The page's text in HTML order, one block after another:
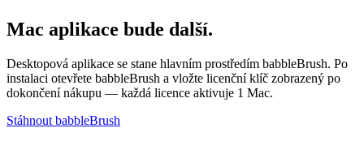
Mac aplikace bude další.
Desktopová aplikace se stane hlavním prostředím babbleBrush. Po
instalaci otevřete babbleBrush a vložte licenční klíč zobrazený po
dokončení nákupu — každá licence aktivuje 1 Mac.
Stáhnout babbleBrush